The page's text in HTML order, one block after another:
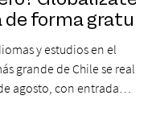
de forma gratuita
y estudios en el
grande de Chile se realizará
agosto, con entrada